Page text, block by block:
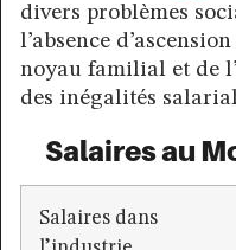
divers problèmes
l’absence
noyau familial et de
des inégalités
Salaires au
Salaires dans